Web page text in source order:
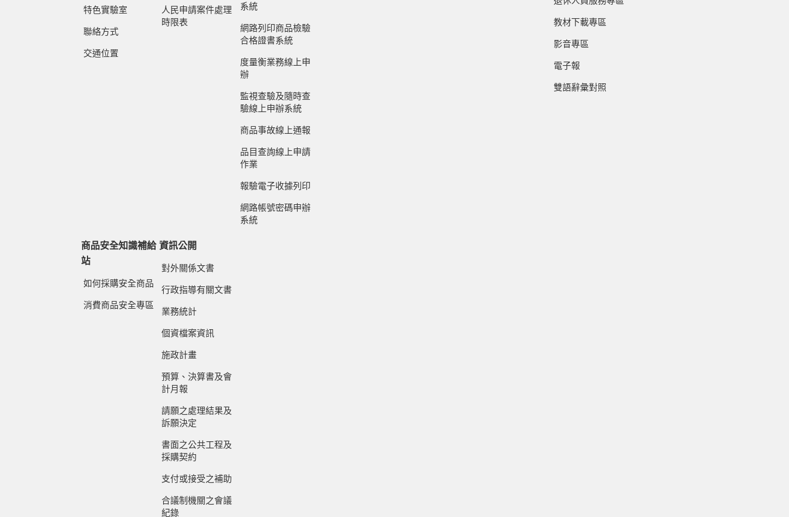
特色實驗室
聯絡方式
交通位置
人民申請案件處理
時限表
系統
網路列印商品檢驗
合格證書系統
度量衡業務線上申
辦
監視查驗及隨時查
驗線上申辦系統
商品事故線上通報
品目查詢線上申請
作業
報驗電子收據列印
網路帳號密碼申辦
系統
教材下載專區
影音專區
電子報
雙語辭彙對照
商品安全知識補給
站
如何採購安全商品
消費商品安全專區
資訊公開
對外關係文書
行政指導有關文書
業務統計
個資檔案資訊
施政計畫
預算、決算書及會
計月報
請願之處理結果及
訴願決定
書面之公共工程及
採購契約
支付或接受之補助
合議制機關之會議
紀錄